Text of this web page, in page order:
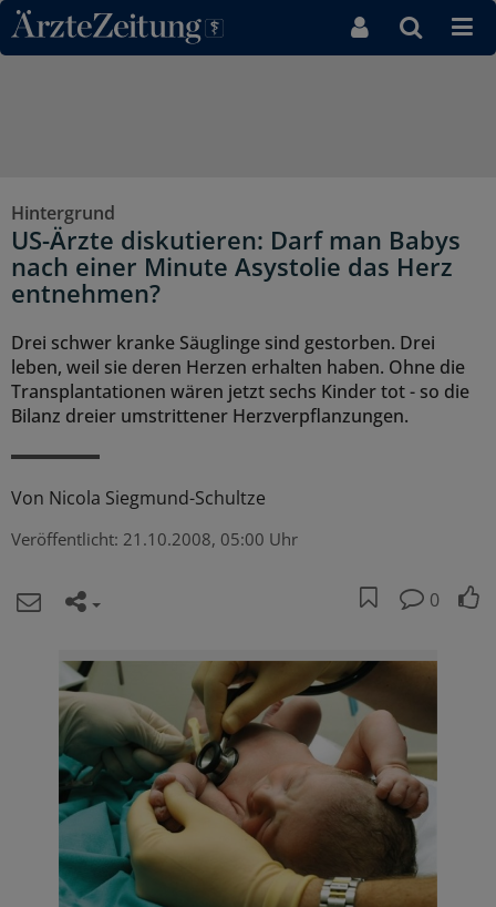
Direkt zum Inhaltsbereich
Hintergrund
US-Ärzte diskutieren: Darf man Babys
nach einer Minute Asystolie das Herz
entnehmen?
Drei schwer kranke Säuglinge sind gestorben. Drei
leben, weil sie deren Herzen erhalten haben. Ohne die
Transplantationen wären jetzt sechs Kinder tot - so die
Bilanz dreier umstrittener Herzverpflanzungen.
Von Nicola Siegmund-Schultze
Veröffentlicht: 21.10.2008, 05:00 Uhr
0